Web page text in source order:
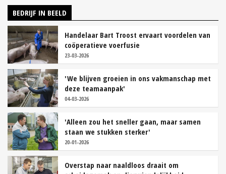
BEDRIJF IN BEELD
Handelaar Bart Troost ervaart voordelen van
coöperatieve voerfusie
23-03-2026
'We blijven groeien in ons vakmanschap met
deze teamaanpak'
04-03-2026
'Alleen zou het sneller gaan, maar samen
staan we stukken sterker'
20-01-2026
Overstap naar naaldloos draait om